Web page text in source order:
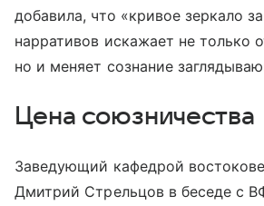
добавила, что «кривое зеркало
нарративов искажает не только
но и меняет сознание
Цена союзничества
Заведующий кафедрой
Дмитрий Стрельцов в беседе с